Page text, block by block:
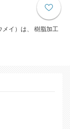
イ）は、 樹脂加工